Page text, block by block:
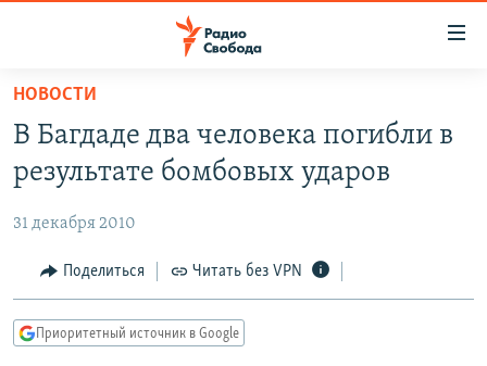
упрощенного
доступа
основному
Вернутся
главной
навигации
ПОДКАСТЫ
АВТОРСКИЕ ПРОЕКТЫ
ЦИТАТЫ СВОБОДЫ
МНЕНИЯ
IDEL.РЕАЛИИ
НОВОСТИ
В Багдаде два человека погибли в
результате бомбовых ударов
31 декабря 2010
Поделиться Читать без VPN
Приоритетный источник в Google